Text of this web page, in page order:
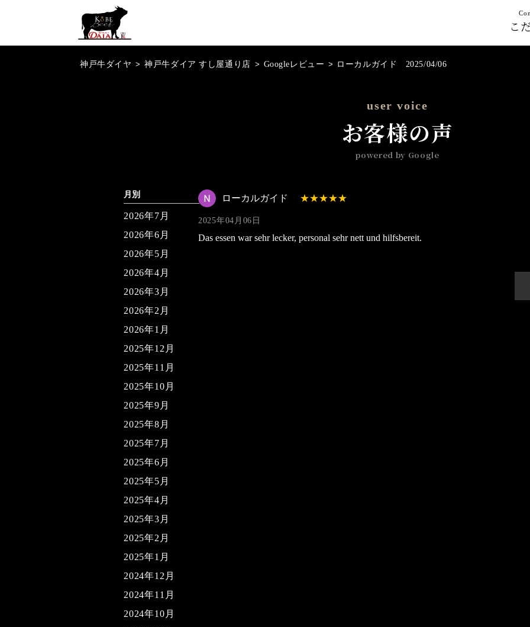
こ
神戸牛ダイヤ > 神戸牛ダイア すし屋通り店 > Googleレビュー > ローカルガイド 2025/04/06
user voice
お客様の声
powered by Google
ローカルガイド
2025年04月06日
Das essen war sehr lecker, personal sehr nett und hilfsbereit.
月別
2026年7月
2026年6月
2026年5月
2026年4月
2026年3月
2026年2月
2026年1月
2025年12月
2025年11月
2025年10月
2025年9月
2025年8月
2025年7月
2025年6月
2025年5月
2025年4月
2025年3月
2025年2月
2025年1月
2024年12月
2024年11月
2024年10月